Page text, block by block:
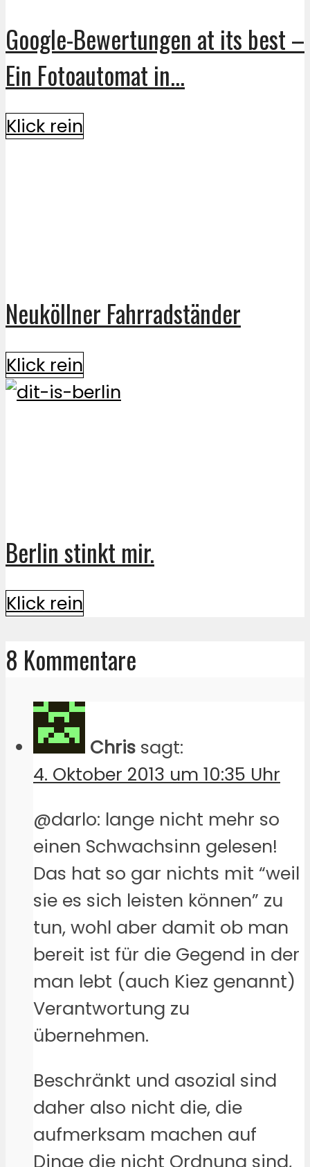
Google-Bewertungen at its best –
Ein Fotoautomat in...
Klick rein
Neuköllner Fahrradständer
Klick rein
Berlin stinkt mir.
Klick rein
8 Kommentare
Chris sagt:
4. Oktober 2013 um 10:35 Uhr
@darlo: lange nicht mehr so
einen Schwachsinn gelesen!
Das hat so gar nichts mit “weil
sie es sich leisten können” zu
tun, wohl aber damit ob man
bereit ist für die Gegend in der
man lebt (auch Kiez genannt)
Verantwortung zu
übernehmen.
Beschränkt und asozial sind
daher also nicht die, die
aufmerksam machen auf
Dinge die nicht Ordnung sind,